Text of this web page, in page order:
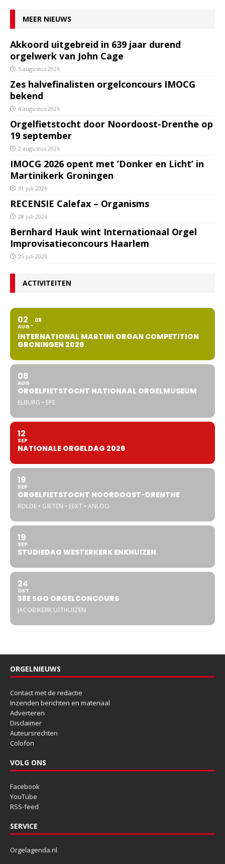
MEER NIEUWS
Akkoord uitgebreid in 639 jaar durend
orgelwerk van John Cage
5 augustus 2026
Zes halvefinalisten orgelconcours IMOCG
bekend
4 augustus 2026
Orgelfietstocht door Noordoost-Drenthe op
19 september
2 augustus 2026
IMOCG 2026 opent met ‘Donker en Licht’ in
Martinikerk Groningen
31 juli 2026
RECENSIE Calefax – Organisms
28 juli 2026
Bernhard Hauk wint Internationaal Orgel
Improvisatieconcours Haarlem
25 juli 2026
ACTIVITEITEN
02
AUG
08
INTERNATIONAL MARTINI ORGAN COMPETITION
GRONINGEN 2026
08
AUG
ORGELFIETSTOCHT NATIONAAL ORGELMUSEUM
ELBURG • EPE
12
SEP
NATIONALE ORGELDAG 2026
19
SEP
ORGELFIETSTOCHT NOORDOOST-DRENTHE
ROLDE • GIETEN • EEXT • ANLOO
19
SEP
STUDIEDAG WESTERKERK ENKHUIZEN
24
OKT
38E SGO ORGELCONCOURS
JACOBIKERK UITHUIZEN
ORGELNIEUWS
Contact met de redactie
Inzenden berichten en materiaal
Adverteren
Disclaimer
Auteursrechten
Colofon
VOLG ONS
Facebook
YouTube
RSS-feed
SERVICE
Orgelagenda.nl